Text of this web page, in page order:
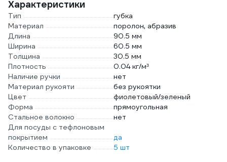
Характеристики
Тип
губка
Материал
поролон, абразив
Длина
90.5 мм
Ширина
60.5 мм
Толщина
30.5 мм
Плотность
0.04 кг/м³
Наличие ручки
нет
Материал рукояти
без рукоятки
Цвет
фиолетовый/зеленый
Форма
прямоугольная
Стальное волокно
нет
Для посуды с тефлоновым
покрытием
да
Количество в упаковке
5 шт